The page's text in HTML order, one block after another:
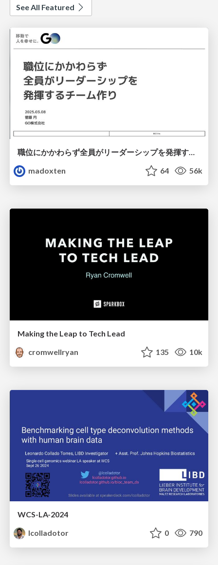
See All Featured
職位にかかわらず全員がリーダーシップを発揮するチーム作り / Building a team where everyone can demonstrate leadership regardless of position
madoxten
64 56k
Making the Leap to Tech Lead
cromwellryan
135 10k
WCS-LA-2024
lcolladotor
0 790